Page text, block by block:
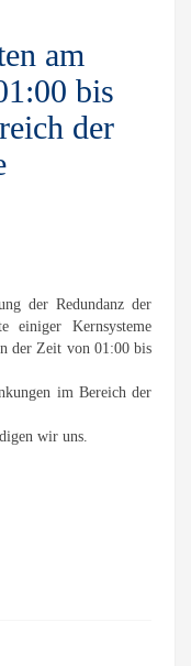
am
bis
der
der Redundanz der
einiger Kernsysteme
der Zeit von 01:00 bis
im Bereich der
wir uns.